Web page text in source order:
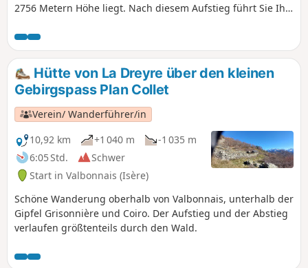
2756 Metern Höhe liegt. Nach diesem Aufstieg führt Sie Ihr
Villard-Notre-Dame, einem Dorf mit einem herrlichen
Aussichtspunkt auf Bourg-d'Oisans, Ihrem Endziel.
Hütte von La Dreyre über den kleinen
Gebirgspass Plan Collet
Verein/ Wanderführer/in
10,92 km
+1 040 m
-1 035 m
6:05 Std.
Schwer
Start in Valbonnais (Isère)
Schöne Wanderung oberhalb von Valbonnais, unterhalb der
Gipfel Grisonnière und Coiro. Der Aufstieg und der Abstieg
verlaufen größtenteils durch den Wald.